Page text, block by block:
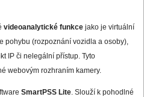
videoanalytické funkce jako je virtuální
pohybu (rozpoznání vozidla a osoby),
IP či nelegální přístup. Tyto
webovým rozhraním kamery.
SmartPSS Lite . Slouží k pohodlné